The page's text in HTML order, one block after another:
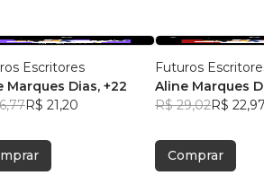
Escritores
Marques Dias, +22
R$ 21,20
Futuros
Aline Marques
R$ 29,02R$ 22,97
Comprar